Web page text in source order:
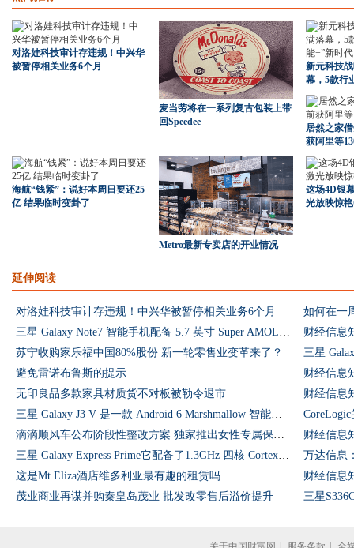
对洛娃科技审计存违规！中兴华
被暂停相关业务6个月
麦当劳将在一系列复古包装上带
回Speedee
新元科技
幕，5款行
居然之家
获阿里等
海航“钱紧”：说好本周日要还25
亿 结果临时变卦了
Metro最新专卖店的开业情况
这场4D银
光放映惊艳
延伸阅读
对洛娃科技审计存违规！中兴华被暂停相关业务6个月
如何在一
三星 Galaxy Note7 智能手机配备 5.7 英寸 Super AMOLED 显示屏
财经信息
苏宁收购家乐福中国80%股份 新一轮零售业变革来了？
三星
避免雷诺布鲁斯的提示
财经信息
无印良品多款家具材质货不对板被勒令退市
财经信息
三星 Galaxy J3 V 是一款 Android 6 Marshmallow 智能手机
滴滴顺风车公布阶段性整改方案 独家推出女性专属保护计划
财经信息
三星 Galaxy Express Prime它配备了1.3GHz 四核 Cortex-A7 处理器
这是Mt Eliza酒店维多利亚最有趣的租赁吗
财经信息
茂业商业再谋并购秦皇岛茂业 批发改零售后溢价提升
三星